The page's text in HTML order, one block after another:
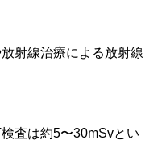
射線治療による放射線
査は約5〜30mSvとい